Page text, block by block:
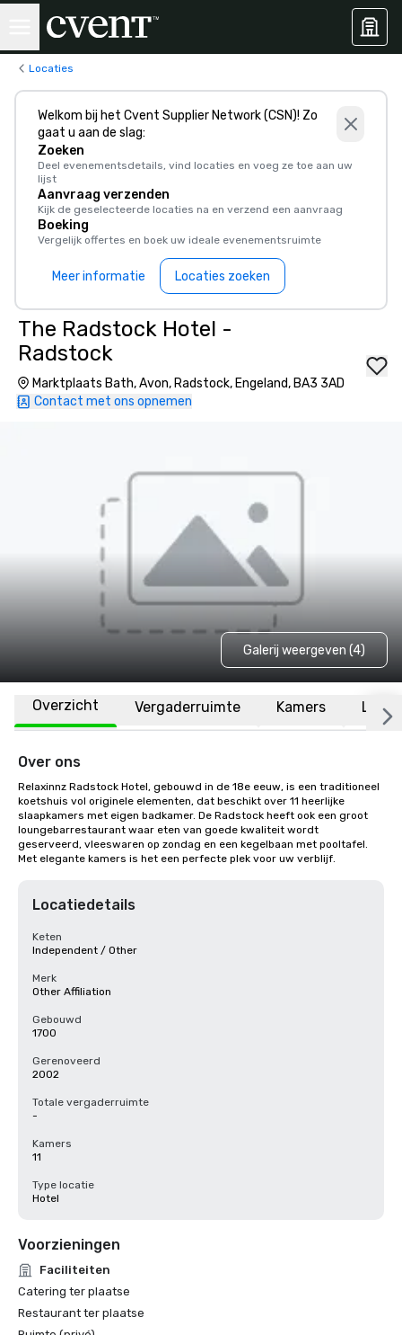
Locaties
Welkom bij het Cvent Supplier Network (CSN)! Zo
gaat u aan de slag:
Zoeken
Deel evenementsdetails, vind locaties en voeg ze toe aan uw
lijst
Aanvraag verzenden
Kijk de geselecteerde locaties na en verzend een aanvraag
Boeking
Vergelijk offertes en boek uw ideale evenementsruimte
Meer informatie Locaties zoeken
The Radstock Hotel -
Radstock
Marktplaats Bath, Avon, Radstock, Engeland, BA3 3AD
Contact met ons opnemen
Galerij weergeven (4)
Overzicht Vergaderruimte Kamers
Over ons
Relaxinnz Radstock Hotel, gebouwd in de 18e eeuw, is een traditioneel
koetshuis vol originele elementen, dat beschikt over 11 heerlijke
slaapkamers met eigen badkamer. De Radstock heeft ook een groot
loungebarrestaurant waar eten van goede kwaliteit wordt
geserveerd, vleeswaren op zondag en een kegelbaan met pooltafel.
Met elegante kamers is het een perfecte plek voor uw verblijf.
Locatiedetails
Keten
Independent / Other
Merk
Other Affiliation
Gebouwd
1700
Gerenoveerd
2002
Totale vergaderruimte
-
Kamers
11
Type locatie
Hotel
Voorzieningen
Faciliteiten
Catering ter plaatse
Restaurant ter plaatse